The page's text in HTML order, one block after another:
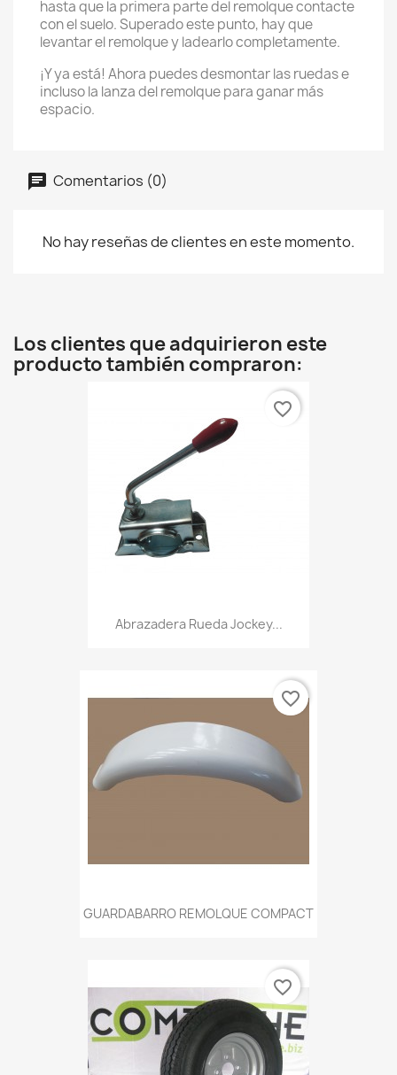
hasta que la primera parte del remolque contacte
con el suelo. Superado este punto, hay que
levantar el remolque y ladearlo completamente.
¡Y ya está! Ahora puedes desmontar las ruedas e
incluso la lanza del remolque para ganar más
espacio.
Comentarios (0)
No hay reseñas de clientes en este momento.
Los clientes que adquirieron este
producto también compraron:
Abrazadera Rueda Jockey...
favorite_border
GUARDABARRO REMOLQUE COMPACT
favorite_border
favorite_border